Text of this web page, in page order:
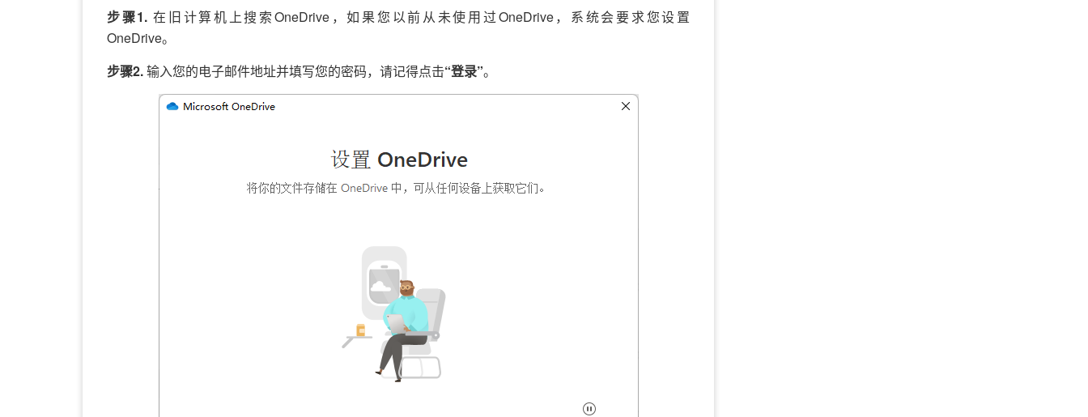
步骤1.在旧计算机上搜索OneDrive，如果您以前从未使用过OneDrive，系统会要求您设置
OneDrive。
步骤2.输入您的电子邮件地址并填写您的密码，请记得点击“登录”。